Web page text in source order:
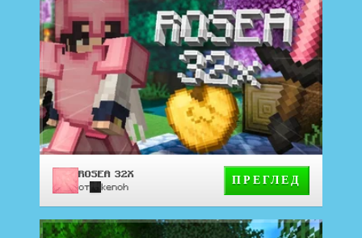
ROSEA 32X
от kenoh
ПРЕГЛЕД